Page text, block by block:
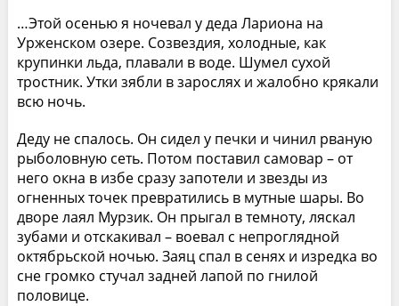
…Этой осенью я ночевал у деда Лариона на
Урженском озере. Созвездия, холодные, как
крупинки льда, плавали в воде. Шумел сухой
тростник. Утки зябли в зарослях и жалобно крякали
всю ночь.
Деду не спалось. Он сидел у печки и чинил рваную
рыболовную сеть. Потом поставил самовар – от
него окна в избе сразу запотели и звезды из
огненных точек превратились в мутные шары. Во
дворе лаял Мурзик. Он прыгал в темноту, ляскал
зубами и отскакивал – воевал с непроглядной
октябрьской ночью. Заяц спал в сенях и изредка во
сне громко стучал задней лапой по гнилой
половице.